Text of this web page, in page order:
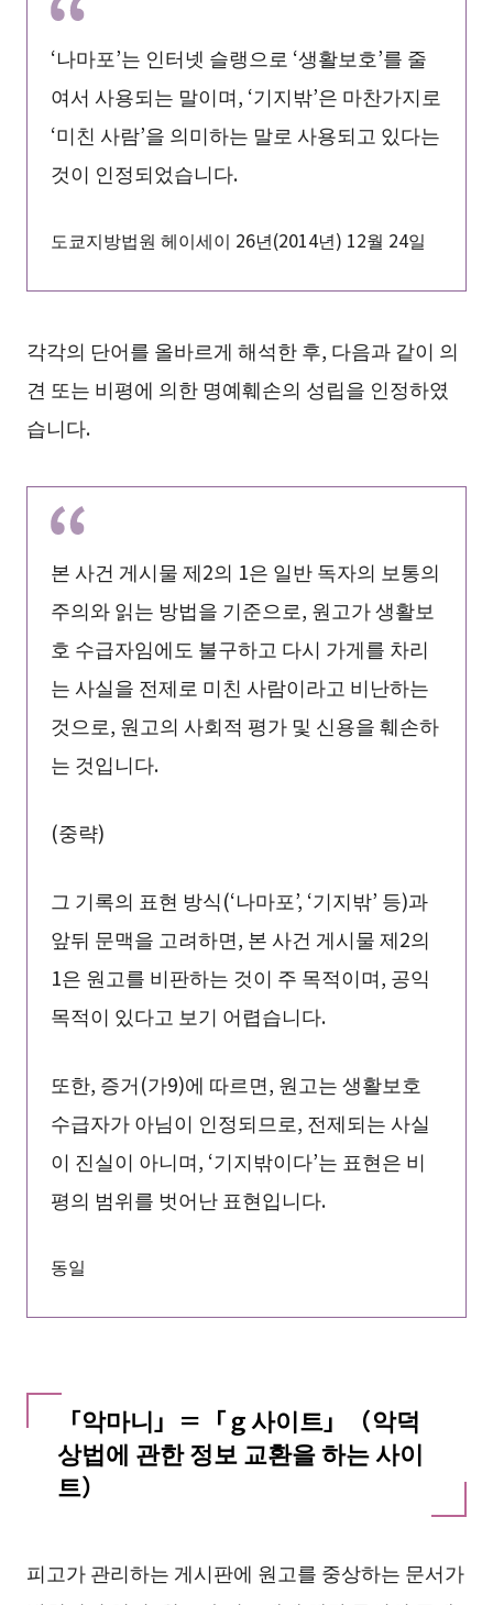
‘나마포’는 인터넷 슬랭으로 ‘생활보호’를 줄
여서 사용되는 말이며, ‘기지밖’은 마찬가지로
‘미친 사람’을 의미하는 말로 사용되고 있다는
것이 인정되었습니다.
도쿄지방법원 헤이세이 26년(2014년) 12월 24일
각각의 단어를 올바르게 해석한 후, 다음과 같이 의
견 또는 비평에 의한 명예훼손의 성립을 인정하였
습니다.
본 사건 게시물 제2의 1은 일반 독자의 보통의
주의와 읽는 방법을 기준으로, 원고가 생활보
호 수급자임에도 불구하고 다시 가게를 차리
는 사실을 전제로 미친 사람이라고 비난하는
것으로, 원고의 사회적 평가 및 신용을 훼손하
는 것입니다.
(중략)
그 기록의 표현 방식(‘나마포’, ‘기지밖’ 등)과
앞뒤 문맥을 고려하면, 본 사건 게시물 제2의
1은 원고를 비판하는 것이 주 목적이며, 공익
목적이 있다고 보기 어렵습니다.
또한, 증거(가9)에 따르면, 원고는 생활보호
수급자가 아님이 인정되므로, 전제되는 사실
이 진실이 아니며, ‘기지밖이다’는 표현은 비
평의 범위를 벗어난 표현입니다.
동일
「악마니」＝「ｇ사이트」（악덕
상법에 관한 정보 교환을 하는 사이
트）
피고가 관리하는 게시판에 원고를 중상하는 문서가